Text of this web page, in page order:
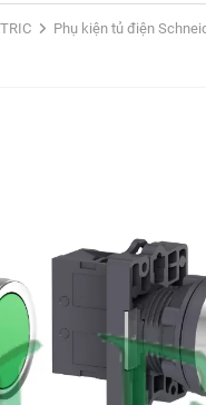
Phụ kiện tủ điện